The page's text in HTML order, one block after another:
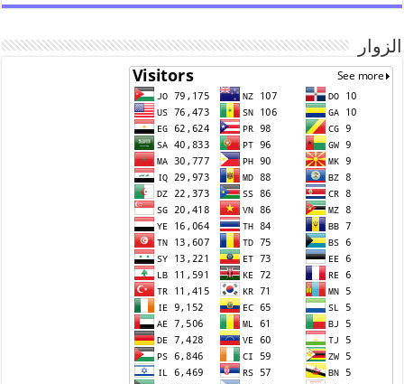
الزوار